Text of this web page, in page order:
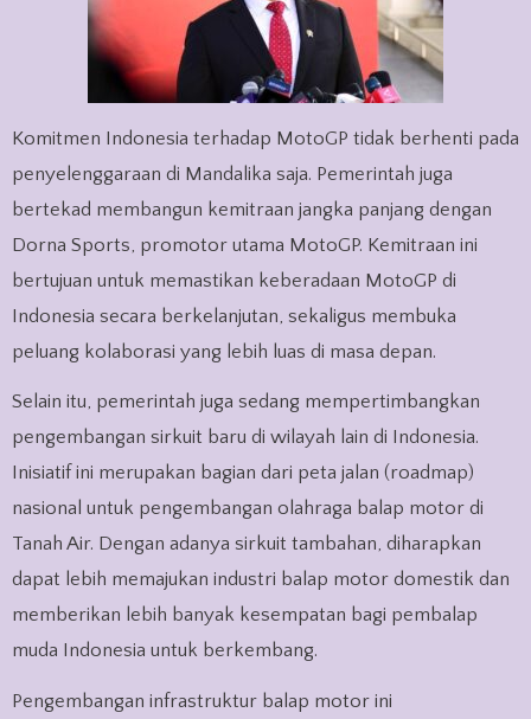
Komitmen Indonesia terhadap MotoGP tidak berhenti pada
penyelenggaraan di Mandalika saja. Pemerintah juga
bertekad membangun kemitraan jangka panjang dengan
Dorna Sports, promotor utama MotoGP. Kemitraan ini
bertujuan untuk memastikan keberadaan MotoGP di
Indonesia secara berkelanjutan, sekaligus membuka
peluang kolaborasi yang lebih luas di masa depan.
Selain itu, pemerintah juga sedang mempertimbangkan
pengembangan sirkuit baru di wilayah lain di Indonesia.
Inisiatif ini merupakan bagian dari peta jalan (roadmap)
nasional untuk pengembangan olahraga balap motor di
Tanah Air. Dengan adanya sirkuit tambahan, diharapkan
dapat lebih memajukan industri balap motor domestik dan
memberikan lebih banyak kesempatan bagi pembalap
muda Indonesia untuk berkembang.
Pengembangan infrastruktur balap motor ini